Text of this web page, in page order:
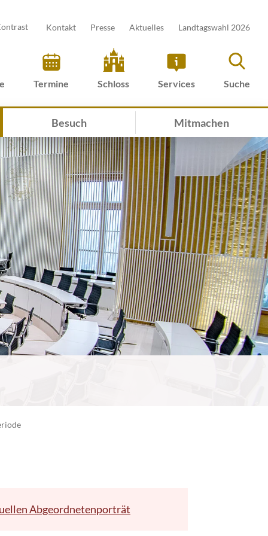
Kontakt Presse Aktuelles Landtagswahl 2026
Termine Schloss Services Suche
Besuch Mitmachen
Abgeordnetenporträt